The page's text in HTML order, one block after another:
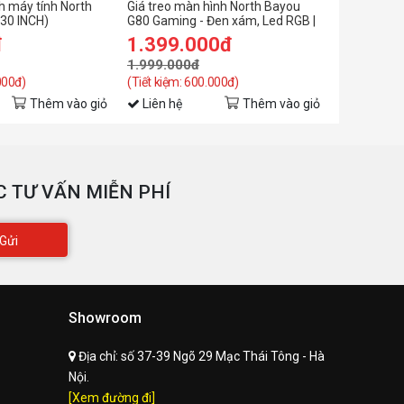
máy tính North
INCH)
Thêm vào giỏ
Giá treo màn hình North Bayou
G80 Gaming - Đen xám, Led RGB |
32 - 60 inch
1.399.000đ
1.999.000đ
(Tiết kiệm: 600.000đ)
Liên hệ Thêm vào giỏ
TƯ VẤN MIỄN PHÍ
Gửi
Showroom
Địa chỉ: số 37-39 Ngõ 29 Mạc Thái Tông - Hà
Nội.
[Xem đường đi]